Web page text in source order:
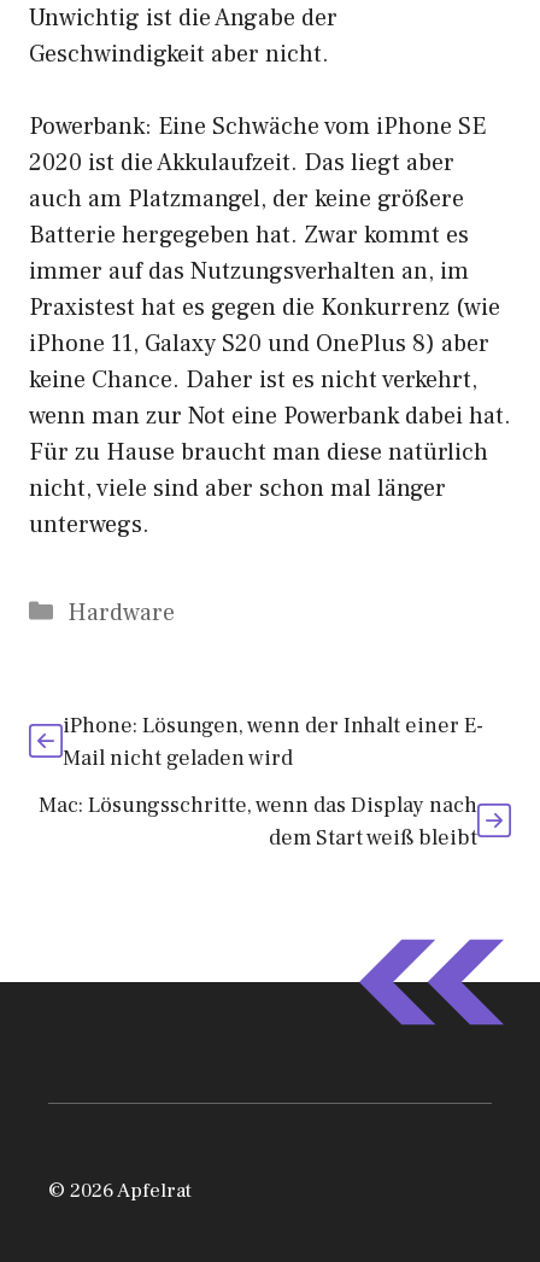
Unwichtig ist die Angabe der
Geschwindigkeit aber nicht.
Powerbank: Eine Schwäche vom iPhone SE
2020 ist die Akkulaufzeit. Das liegt aber
auch am Platzmangel, der keine größere
Batterie hergegeben hat. Zwar kommt es
immer auf das Nutzungsverhalten an, im
Praxistest hat es gegen die Konkurrenz (wie
iPhone 11, Galaxy S20 und OnePlus 8) aber
keine Chance. Daher ist es nicht verkehrt,
wenn man zur Not eine Powerbank dabei hat.
Für zu Hause braucht man diese natürlich
nicht, viele sind aber schon mal länger
unterwegs.
Kategorien
Hardware
iPhone: Lösungen, wenn der Inhalt einer E-
Mail nicht geladen wird
Mac: Lösungsschritte, wenn das Display nach
dem Start weiß bleibt
© 2026 Apfelrat